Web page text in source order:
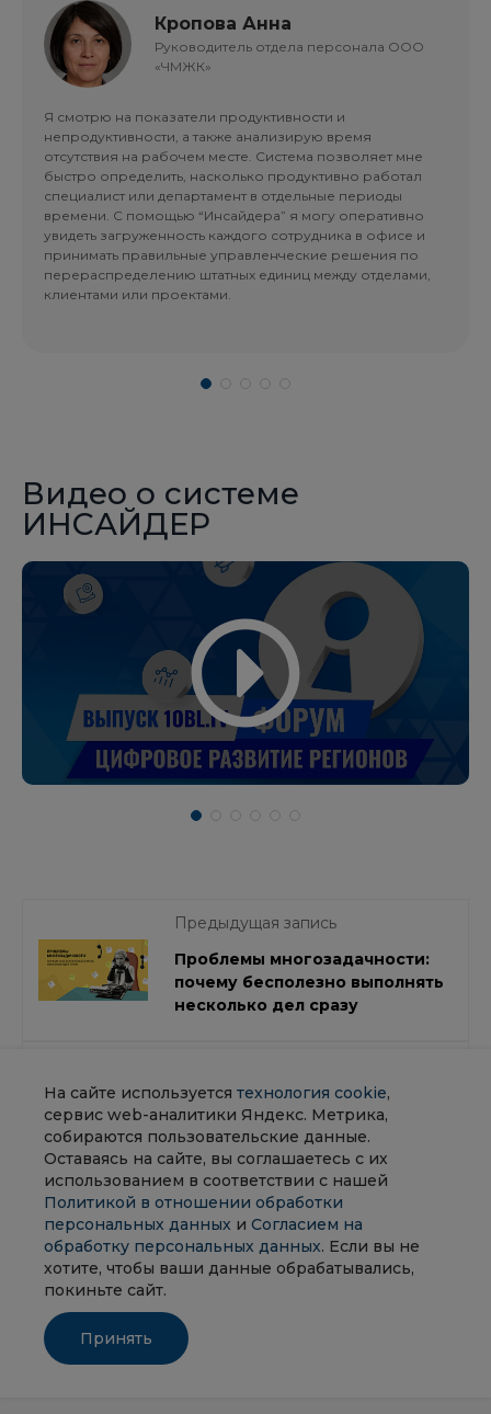
Кропова Анна
Руководитель отдела персонала ООО
«ЧМЖК»
Я смотрю на показатели продуктивности и
непродуктивности, а также анализирую время
отсутствия на рабочем месте. Система позволяет мне
быстро определить, насколько продуктивно работал
специалист или департамент в отдельные периоды
времени. С помощью “Инсайдера” я могу оперативно
увидеть загруженность каждого сотрудника в офисе и
принимать правильные управленческие решения по
перераспределению штатных единиц между отделами,
клиентами или проектами.
Видео о системе
ИНСАЙДЕР
Предыдущая запись
Проблемы многозадачности:
почему бесполезно выполнять
несколько дел сразу
ИНСАЙДЕР участвовал в
заседании Московской
торгово-промышленной
палаты
На сайте используется технология cookie,
сервис web-аналитики Яндекс. Метрика,
собираются пользовательские данные.
Оставаясь на сайте, вы соглашаетесь с их
использованием в соответствии с нашей
Политикой в отношении обработки
персональных данных и Согласием на
обработку персональных данных. Если вы не
хотите, чтобы ваши данные обрабатывались,
покиньте сайт.
Принять